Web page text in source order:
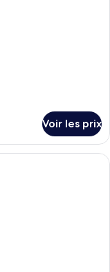
Voir les prix
d’hôtel avec un lit